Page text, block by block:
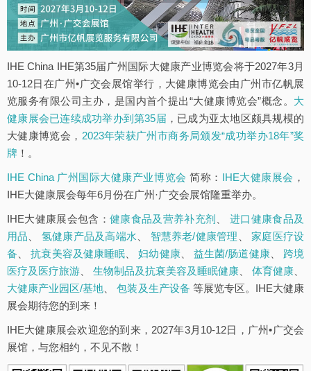
IHE China IHE第35届广州国际大健康产业博览会将于2027年3月
10-12日在广州•广交会展馆举行，大健康博览会由广州市亿帆展
览服务有限公司主办，是国内首个提出“大健康博览会”概念。 大
健康展会已连续成功举办到第35届 ，已成为亚太地区颇具规模的
大健康博览会， 2023年荣获广州市商务局颁发“成功举办18年”奖
牌 ！。
IHE China 广州国际大健康产业博览会 简称： IHE大健康展会 ，
IHE大健康展会每年6月份在广州·广交会展馆隆重举办。
IHE大健康展会包含： 健康食品及营养补充剂 、进口健康食品及
用品
氢健康产品及高端水 智慧养老/健康管理 、家庭医疗设
备 、抗衰美容及健康睡眠 、妇幼健康、 益生菌/肠道健康、 跨境
医疗及医疗旅游
生物制品及抗衰美容及睡眠健康 体育健康
大健康产业园区/基地 、包装及生产设备 等展览专区。IHE大健康
展会期待您的到来！
IHE大健康展会欢迎您的到来，2027年3月10-12日，广州•广交会
展馆，与您相约，不见不散！